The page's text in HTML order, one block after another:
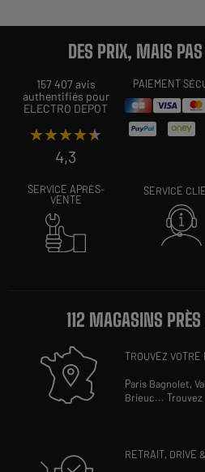
DES PRIX, MAIS
157 407 avis
authentifiés pour
ELECTRO DEPOT
★★★★★
★★★★★
4,3
PAIEMENT
SERVICE APRÈS-
VENTE
SERVICE
112 MAGASINS PRÈS
TROUVEZ VOTRE
Paris Bagnolet,
Brieuc...
RETRAIT, DRIVE